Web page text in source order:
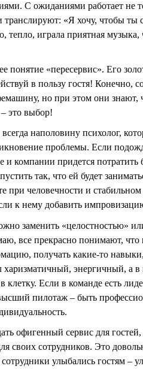
С ожиданиями работает не
«Я хочу, чтобы ты
тепло, играла приятная
понятие «пересервис». Его
в пользу гостя! Конечно,
но при этом они знают,
это выбор!
наполовину психолог,
проблемы. Если
и компании придется
так, что ей будет
при человечности и
к нему добавить
заменить «целостностью»
все прекрасно понимают, что
получать какие-то навыки,
харизматичный, энергичный, а в
клетку. Если в команде есть
пилотаж – быть
офигенный сервис для
своих сотрудников. Это
улыбались гостям –